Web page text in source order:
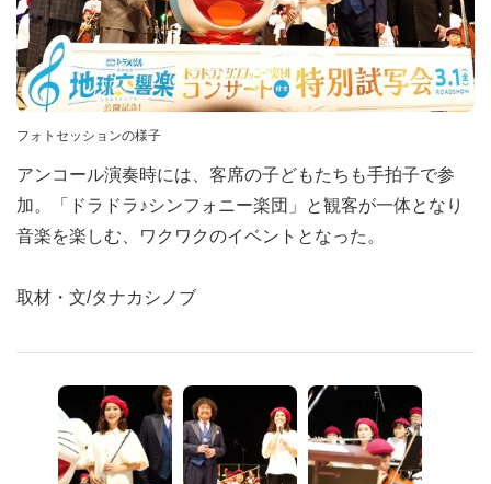
フォトセッションの様子
アンコール演奏時には、客席の子どもたちも手拍子で参
加。「ドラドラ♪シンフォニー楽団」と観客が一体となり
音楽を楽しむ、ワクワクのイベントとなった。
取材・文/タナカシノブ